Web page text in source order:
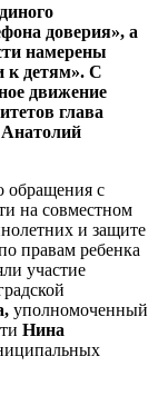
доверия», а
намерены
к детям». С
движение
глава
Анатолий
обращения с
на совместном
и защите
правам ребенка
участие
уполномоченный
Нина